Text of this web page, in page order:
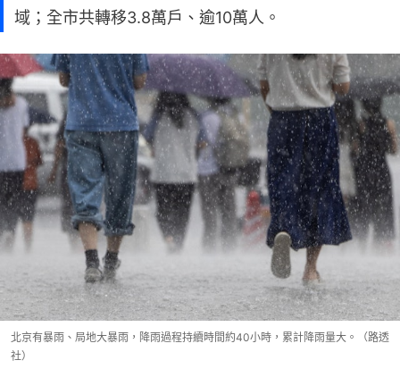
域；全市共轉移3.8萬戶、逾10萬人。
北京有暴雨、局地大暴雨，降雨過程持續時間約40小時，累計降雨量大。（路透
社）